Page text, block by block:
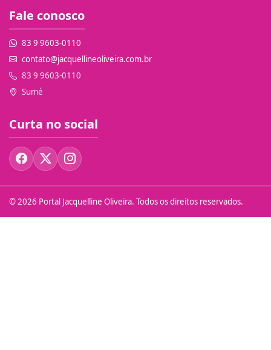
Fale conosco
83 9 9603-0110
contato@jacquellineoliveira.com.br
83 9 9603-0110
Sumé
Curta no social
© 2026 Portal Jacquelline Oliveira. Todos os direitos reservados.